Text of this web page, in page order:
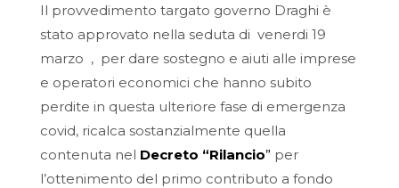
Il provvedimento targato governo Draghi è
stato approvato nella seduta di venerdi 19
marzo , per dare sostegno e aiuti alle imprese
e operatori economici che hanno subito
perdite in questa ulteriore fase di emergenza
covid, ricalca sostanzialmente quella
contenuta nel Decreto “Rilancio” per
l’ottenimento del primo contributo a fondo